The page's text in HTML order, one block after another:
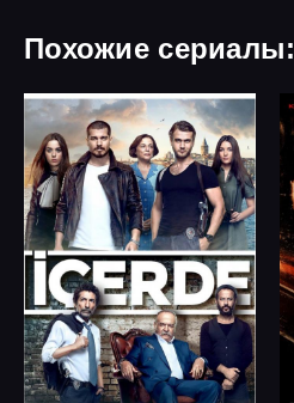
Похожие сериалы: